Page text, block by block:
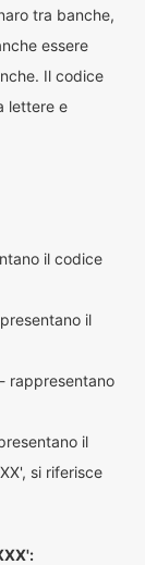
tra banche,
essere
Il codice
lettere e
il codice
il
- rappresentano
il
si riferisce